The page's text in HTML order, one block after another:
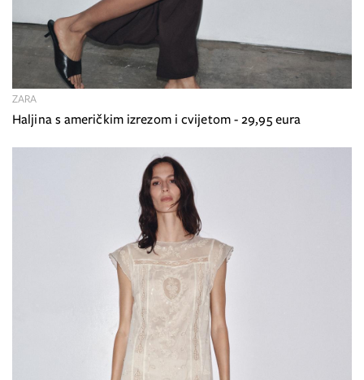
Haljina s američkim izrezom i cvijetom - 29,95 eura
ZARA